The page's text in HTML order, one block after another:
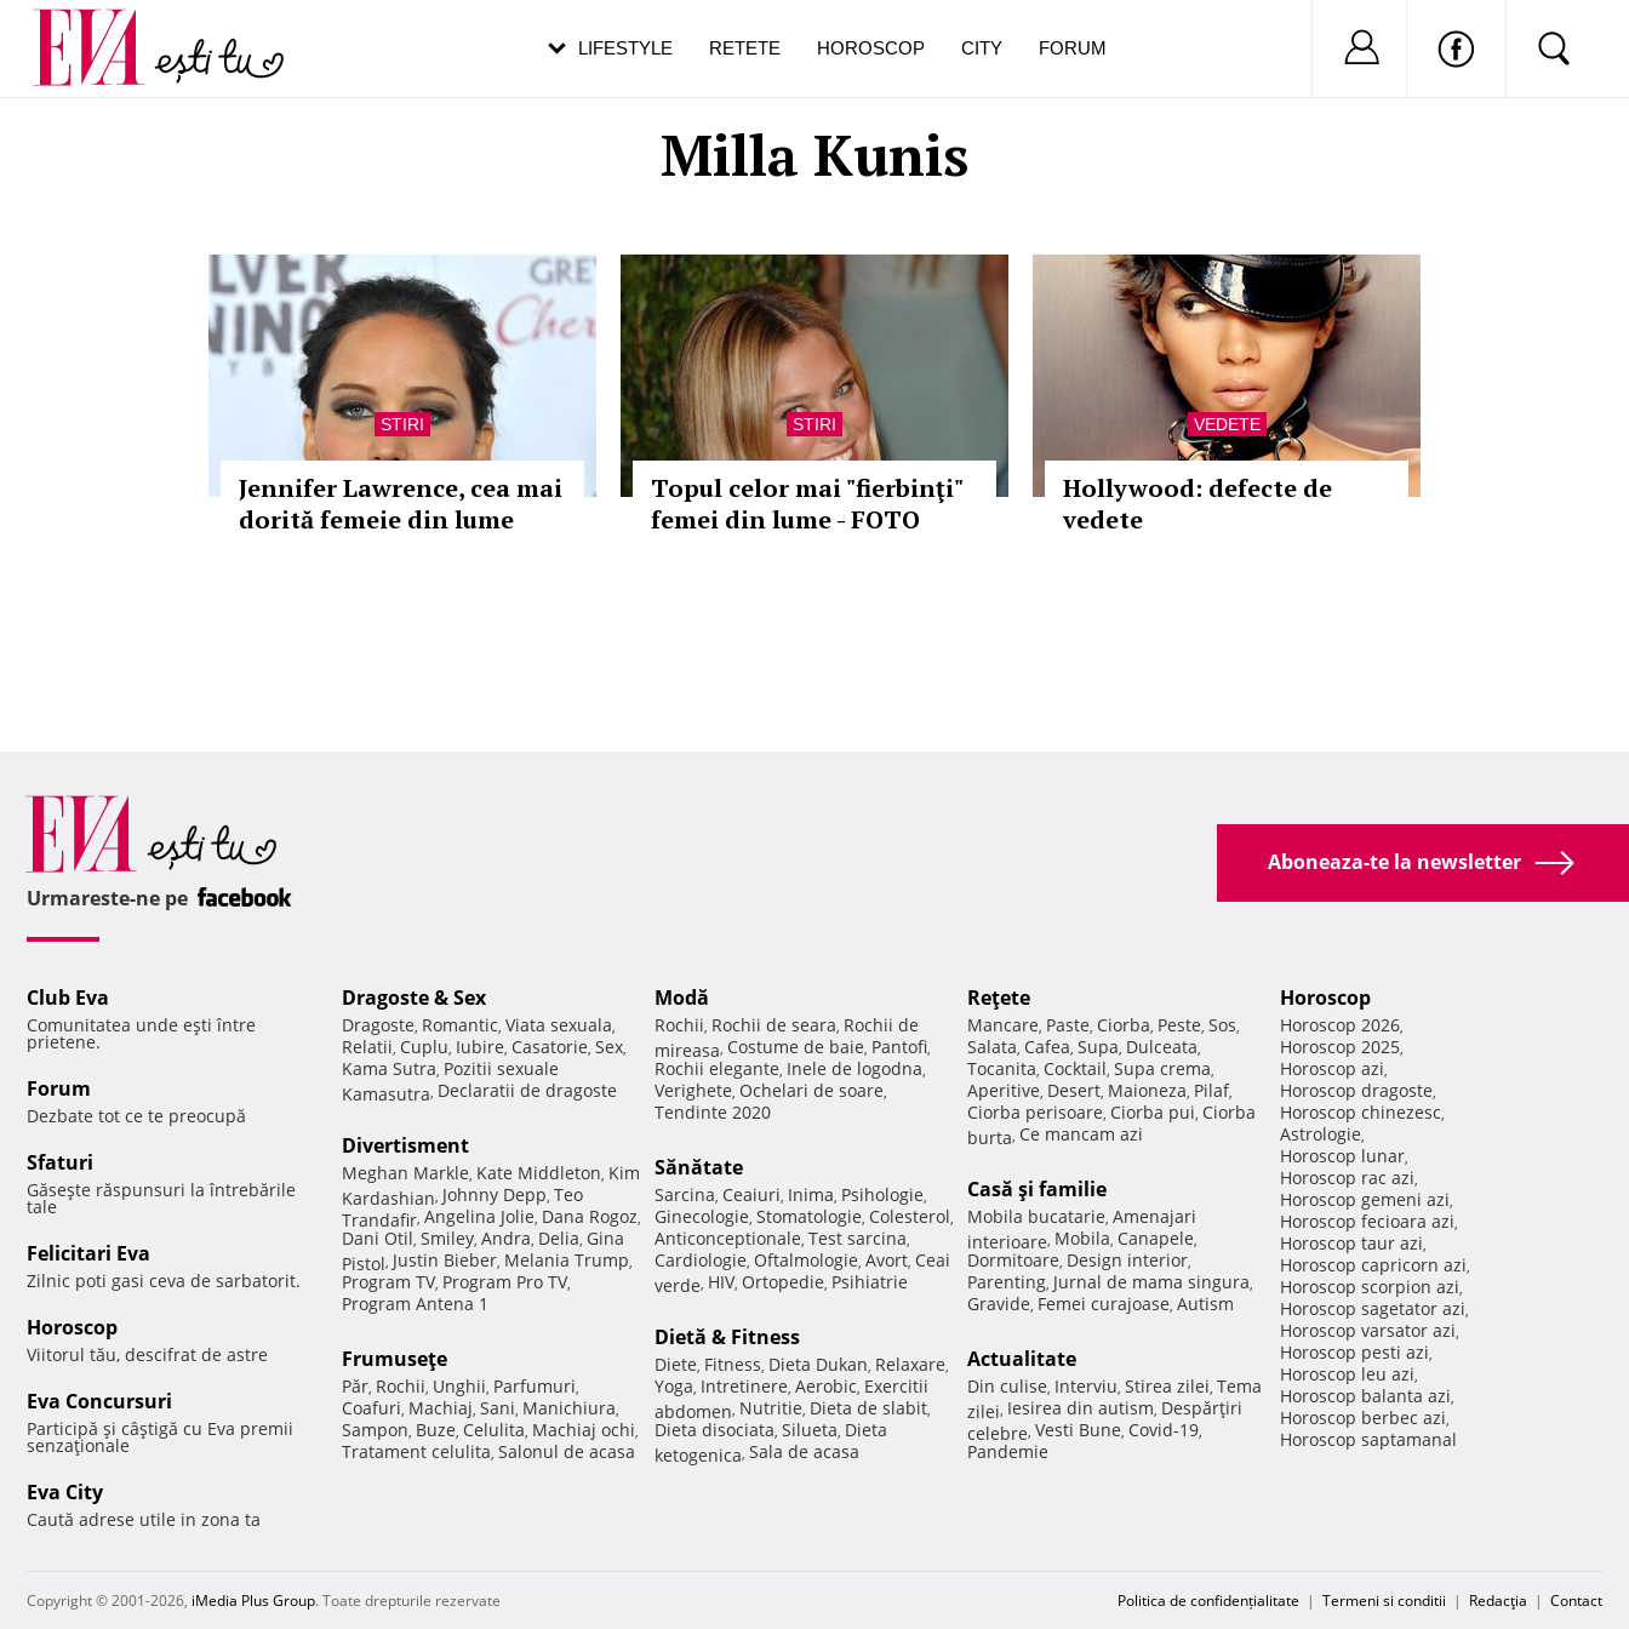
Milla Kunis
STIRI
Jennifer Lawrence, cea mai
dorită femeie din lume
STIRI
Topul celor mai "fierbinţi"
femei din lume - FOTO
VEDETE
Hollywood: defecte de
vedete
LIFESTYLE RETETE HOROSCOP CITY FORUM Nu ai cont?
Carieră
Actualitate
pe măsură ce înaintezi în vârstă
Aboneaza-te la newsletter
Urmareste-ne pe
Club Eva
Comunitatea unde eşti între
prietene.
Forum
Dezbate tot ce te preocupă
Sfaturi
Găseşte răspunsuri la întrebările
tale
Felicitari Eva
Zilnic poti gasi ceva de sarbatorit.
Horoscop
Viitorul tău, descifrat de astre
Eva Concursuri
Participă şi câştigă cu Eva premii
senzaţionale
Eva City
Caută adrese utile in zona ta
Dragoste & Sex
Dragoste, Romantic, Viata sexuala,
Relatii, Cuplu, Iubire, Casatorie, Sex,
Kama Sutra, Pozitii sexuale
Kamasutra, Declaratii de dragoste
Divertisment
Meghan Markle, Kate Middleton, Kim
Kardashian, Johnny Depp, Teo
Trandafir, Angelina Jolie, Dana Rogoz,
Dani Otil, Smiley, Andra, Delia, Gina
Pistol, Justin Bieber, Melania Trump,
Program TV, Program Pro TV,
Program Antena 1
Frumuseţe
Păr, Rochii, Unghii, Parfumuri,
Coafuri, Machiaj, Sani, Manichiura,
Sampon, Buze, Celulita, Machiaj ochi,
Tratament celulita, Salonul de acasa
Modă
Rochii, Rochii de seara, Rochii de
mireasa, Costume de baie, Pantofi,
Rochii elegante, Inele de logodna,
Verighete, Ochelari de soare,
Tendinte 2020
Sănătate
Sarcina, Ceaiuri, Inima, Psihologie,
Ginecologie, Stomatologie, Colesterol,
Anticonceptionale, Test sarcina,
Cardiologie, Oftalmologie, Avort, Ceai
verde, HIV, Ortopedie, Psihiatrie
Dietă & Fitness
Diete, Fitness, Dieta Dukan, Relaxare,
Yoga, Intretinere, Aerobic, Exercitii
abdomen, Nutritie, Dieta de slabit,
Dieta disociata, Silueta, Dieta
ketogenica, Sala de acasa
Reţete
Mancare, Paste, Ciorba, Peste, Sos,
Salata, Cafea, Supa, Dulceata,
Tocanita, Cocktail, Supa crema,
Aperitive, Desert, Maioneza, Pilaf,
Ciorba perisoare, Ciorba pui, Ciorba
burta, Ce mancam azi
Casă şi familie
Mobila bucatarie, Amenajari
interioare, Mobila, Canapele,
Dormitoare, Design interior,
Parenting, Jurnal de mama singura,
Gravide, Femei curajoase, Autism
Actualitate
Din culise, Interviu, Stirea zilei, Tema
zilei, Iesirea din autism, Despărţiri
celebre, Vesti Bune, Covid-19,
Pandemie
Horoscop
Horoscop 2026,
Horoscop 2025,
Horoscop azi,
Horoscop dragoste,
Horoscop chinezesc,
Astrologie,
Horoscop lunar,
Horoscop rac azi,
Horoscop gemeni azi,
Horoscop fecioara azi,
Horoscop taur azi,
Horoscop capricorn azi,
Horoscop scorpion azi,
Horoscop sagetator azi,
Horoscop varsator azi,
Horoscop pesti azi,
Horoscop leu azi,
Horoscop balanta azi,
Horoscop berbec azi,
Horoscop saptamanal
Copyright © 2001-2026, iMedia Plus Group. Toate drepturile rezervate Politica de confidențialitate | Termeni si conditii | Redacţia | Contact